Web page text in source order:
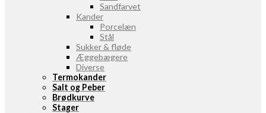
Sandfarvet
Kander
Porcelæn
Stål
Sukker & fløde
Æggebægere
Diverse
Termokander
Salt og Peber
Brødkurve
Stager